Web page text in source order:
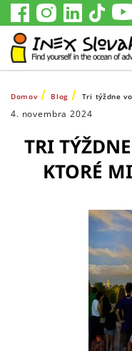
Domov Blog Tri týždne
4. novembra 2024
TRI
KTORÉ